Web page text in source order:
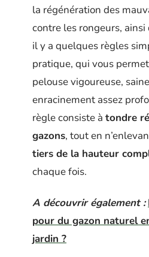
la régénération des
contre les rongeurs, ainsi
il y a quelques règles
pratique, qui vous
pelouse vigoureuse,
enracinement assez
règle consiste à tondre
gazons, tout en
tiers de la hauteur
chaque fois.
A découvrir également :
pour du gazon naturel
jardin ?